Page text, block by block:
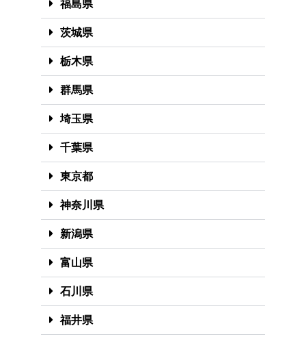
福島県
茨城県
栃木県
群馬県
埼玉県
千葉県
東京都
神奈川県
新潟県
富山県
石川県
福井県